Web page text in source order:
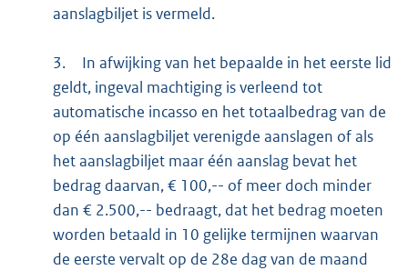
aanslagbiljet is vermeld.
3.
In afwijking van het bepaalde in het eerste lid
geldt, ingeval machtiging is verleend tot
automatische incasso en het totaalbedrag van de
op één aanslagbiljet verenigde aanslagen of als
het aanslagbiljet maar één aanslag bevat het
bedrag daarvan, € 100,-- of meer doch minder
dan € 2.500,-- bedraagt, dat het bedrag moeten
worden betaald in 10 gelijke termijnen waarvan
de eerste vervalt op de 28e dag van de maand